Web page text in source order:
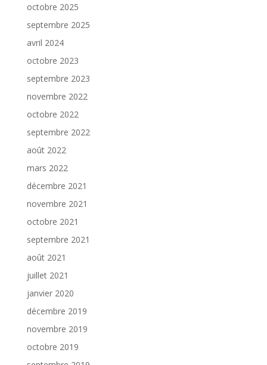
octobre 2025
septembre 2025
avril 2024
octobre 2023
septembre 2023
novembre 2022
octobre 2022
septembre 2022
août 2022
mars 2022
décembre 2021
novembre 2021
octobre 2021
septembre 2021
août 2021
juillet 2021
janvier 2020
décembre 2019
novembre 2019
octobre 2019